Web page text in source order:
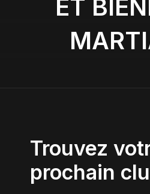
ET
Trouvez
prochain